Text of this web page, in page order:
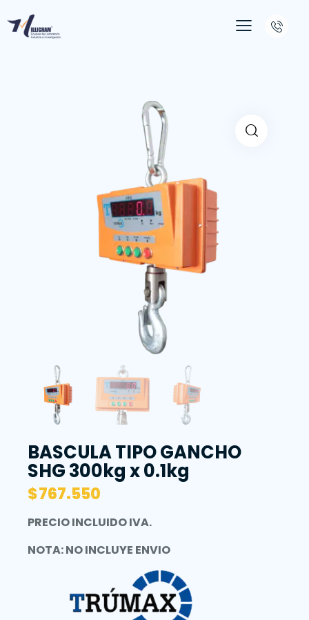
BASCULA TIPO GANCHO
SHG 300kg x 0.1kg
$767.550
PRECIO INCLUIDO IVA.
NOTA: NO INCLUYE ENVIO